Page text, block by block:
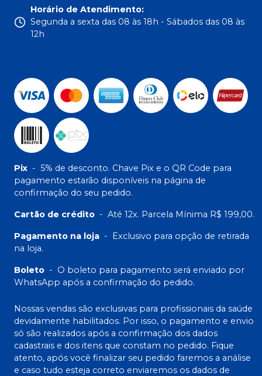
Horário de Atendimento:
Segunda a sexta das 08 às 18h - Sábados das 08 às
12h
Pix - 5% de desconto. Chave Pix e o QR Code para
pagamento estarão disponíveis na página de
confirmação do seu pedido.
Cartão de crédito - Até 12x. Parcela Mínima R$ 199,00.
Pagamento na loja - Exclusivo para opção de retirada
na loja.
Boleto - O boleto para pagamento será enviado por
WhatsApp após a confirmação do pedido.
Nossas vendas são exclusivas para profissionais da saúde
devidamente habilitados. Por isso, o pagamento e envio
só são realizados após a confirmação dos dados
cadastrais e dos itens que constam no pedido. Fique
atento, após você finalizar seu pedido faremos a análise
e caso tudo esteja correto enviaremos os dados de